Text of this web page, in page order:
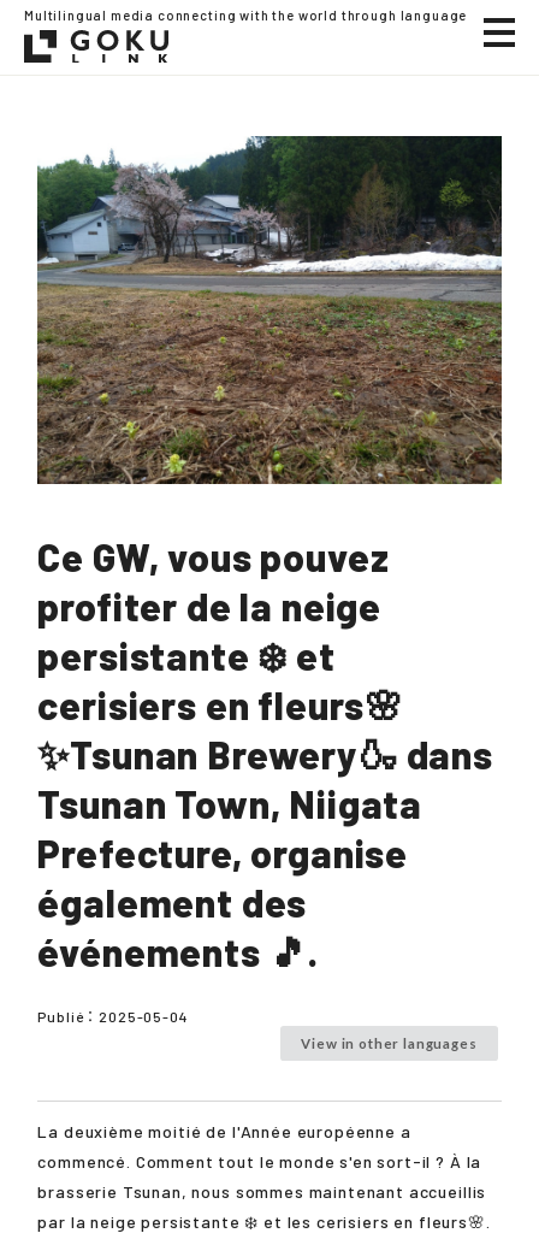
Multilingual media connecting with the world through language
Ce GW, vous pouvez
profiter de la neige
persistante ❄️ et
cerisiers en fleurs🌸
✨Tsunan Brewery🍶 dans
Tsunan Town, Niigata
Prefecture, organise
également des
événements 🎵.
Publié： 2025-05-04
View in other languages
La deuxième moitié de l'Année européenne a
commencé. Comment tout le monde s'en sort-il ? À la
brasserie Tsunan, nous sommes maintenant accueillis
par la neige persistante ❄️ et les cerisiers en fleurs🌸.